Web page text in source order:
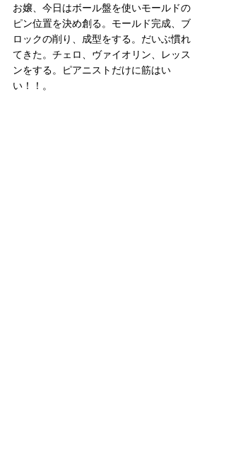
お嬢、今日はボール盤を使いモールドの
ピン位置を決め創る。モールド完成、ブ
ロックの削り、成型をする。だいぶ慣れ
てきた。チェロ、ヴァイオリン、レッス
ンをする。ピアニストだけに筋はい
い！！。